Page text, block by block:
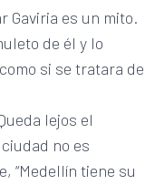
Gaviria es un mito.
de él y lo
si se tratara de
lejos el
no es
“Medellín tiene su